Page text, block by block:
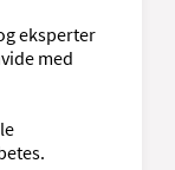
eksperter
med